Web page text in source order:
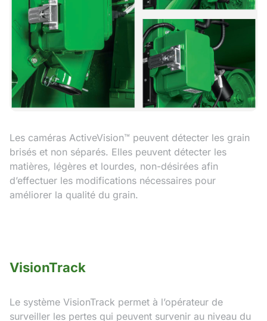
Les caméras ActiveVision™ peuvent détecter les grain
brisés et non séparés. Elles peuvent détecter les
matières, légères et lourdes, non-désirées afin
d’effectuer les modifications nécessaires pour
améliorer la qualité du grain.
VisionTrack
Le système VisionTrack permet à l’opérateur de
surveiller les pertes qui peuvent survenir au niveau du